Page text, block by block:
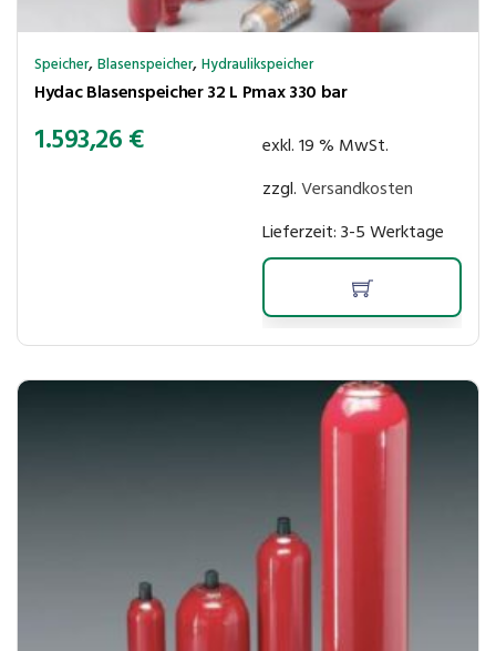
Speicher,Blasenspeicher,Hydraulikspeicher
Hydac Blasenspeicher 32 L Pmax 330 bar
1.593,26€
exkl. 19 % MwSt.
zzgl.Versandkosten
Lieferzeit:3-5 Werktage